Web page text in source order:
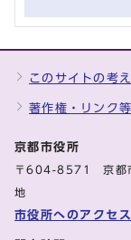
このサイトの考
著作権・リンク等
京都市役所
〒604-8571 京都市
地
市役所へのアクセス